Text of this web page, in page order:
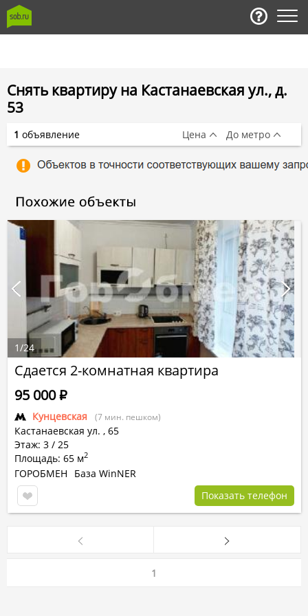
Снять квартиру на Кастанаевская ул., д.
53
Сдается 2-комнатная квартира
Кунцевская (7 мин. пешком)
Кастанаевская ул. , 65
Этаж: 3 / 25
Площадь: 65 м2
95 000Р
ГОРОБМЕН
База WinNER
Показать телефон
1/24
1 объявление Цена До метро
1